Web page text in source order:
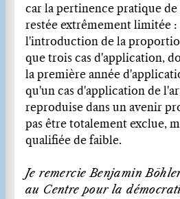
car la pertinence pratique de
restée extrêmement limitée :
l'introduction de la
que trois cas d'application,
la première année
qu'un cas d'application de
reproduise dans un avenir
pas être totalement exclue,
qualifiée de faible.
Je remercie Benjamin
au Centre pour la